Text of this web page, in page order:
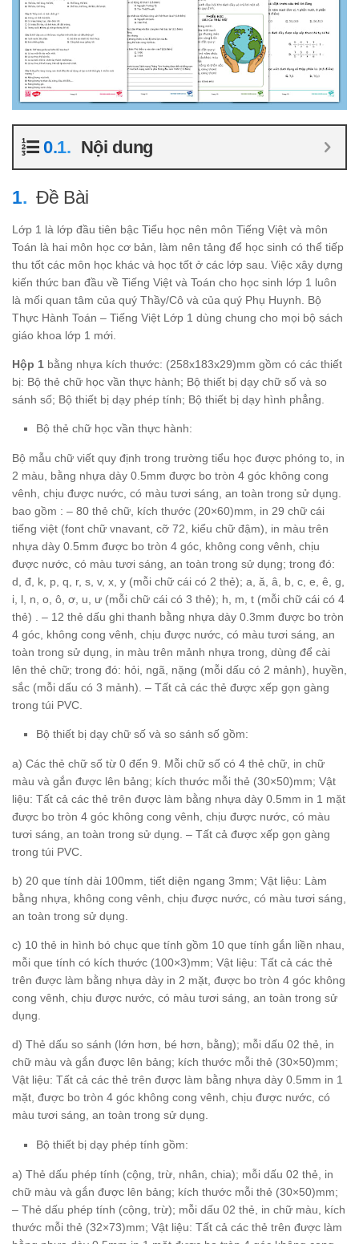
Nội dung
Đề Bài
Lớp 1 là lớp đầu tiên bậc Tiểu học nên môn Tiếng Việt và môn
Toán là hai môn học cơ bản, làm nên tảng để học sinh có thể tiếp
thu tốt các môn học khác và học tốt ở các lớp sau. Việc xây dựng
kiến thức ban đầu về Tiếng Việt và Toán cho học sinh lớp 1 luôn
là mối quan tâm của quý Thầy/Cô và của quý Phụ Huynh. Bộ
Thực Hành Toán – Tiếng Việt Lớp 1 dùng chung cho mọi bộ sách
giáo khoa lớp 1 mới.
Hộp 1 bằng nhựa kích thước: (258x183x29)mm gồm có các thiết
bị: Bộ thẻ chữ học vần thực hành; Bộ thiết bị dạy chữ số và so
sánh số; Bộ thiết bị dạy phép tính; Bộ thiết bị dạy hình phẳng.
Bộ thẻ chữ học vần thực hành:
Bộ mẫu chữ viết quy định trong trường tiểu học được phóng to, in
2 màu, bằng nhựa dày 0.5mm được bo tròn 4 góc không cong
vênh, chịu được nước, có màu tươi sáng, an toàn trong sử dụng.
bao gồm : – 80 thẻ chữ, kích thước (20×60)mm, in 29 chữ cái
tiếng việt (font chữ vnavant, cỡ 72, kiểu chữ đậm), in màu trên
nhựa dày 0.5mm được bo tròn 4 góc, không cong vênh, chịu
được nước, có màu tươi sáng, an toàn trong sử dụng; trong đó:
d, đ, k, p, q, r, s, v, x, y (mỗi chữ cái có 2 thẻ); a, ă, â, b, c, e, ê, g,
i, l, n, o, ô, ơ, u, ư (mỗi chữ cái có 3 thẻ); h, m, t (mỗi chữ cái có 4
thẻ) . – 12 thẻ dấu ghi thanh bằng nhựa dày 0.3mm được bo tròn
4 góc, không cong vênh, chịu được nước, có màu tươi sáng, an
toàn trong sử dụng, in màu trên mảnh nhựa trong, dùng để cài
lên thẻ chữ; trong đó: hỏi, ngã, nặng (mỗi dấu có 2 mảnh), huyền,
sắc (mỗi dấu có 3 mảnh). – Tất cả các thẻ được xếp gọn gàng
trong túi PVC.
Bộ thiết bị dạy chữ số và so sánh số gồm:
a) Các thẻ chữ số từ 0 đến 9. Mỗi chữ số có 4 thẻ chữ, in chữ
màu và gắn được lên bảng; kích thước mỗi thẻ (30×50)mm; Vật
liệu: Tất cả các thẻ trên được làm bằng nhựa dày 0.5mm in 1 mặt
được bo tròn 4 góc không cong vênh, chịu được nước, có màu
tươi sáng, an toàn trong sử dụng. – Tất cả được xếp gọn gàng
trong túi PVC.
b) 20 que tính dài 100mm, tiết diện ngang 3mm; Vật liệu: Làm
bằng nhựa, không cong vênh, chịu được nước, có màu tươi sáng,
an toàn trong sử dụng.
c) 10 thẻ in hình bó chục que tính gồm 10 que tính gắn liền nhau,
mỗi que tính có kích thước (100×3)mm; Vật liệu: Tất cả các thẻ
trên được làm bằng nhựa dày in 2 mặt, được bo tròn 4 góc không
cong vênh, chịu được nước, có màu tươi sáng, an toàn trong sử
dụng.
d) Thẻ dấu so sánh (lớn hơn, bé hơn, bằng); mỗi dấu 02 thẻ, in
chữ màu và gắn được lên bảng; kích thước mỗi thẻ (30×50)mm;
Vật liệu: Tất cả các thẻ trên được làm bằng nhựa dày 0.5mm in 1
mặt, được bo tròn 4 góc không cong vênh, chịu được nước, có
màu tươi sáng, an toàn trong sử dụng.
Bộ thiết bị dạy phép tính gồm:
a) Thẻ dấu phép tính (cộng, trừ, nhân, chia); mỗi dấu 02 thẻ, in
chữ màu và gắn được lên bảng; kích thước mỗi thẻ (30×50)mm;
– Thẻ dấu phép tính (cộng, trừ); mỗi dấu 02 thẻ, in chữ màu, kích
thước mỗi thẻ (32×73)mm; Vật liệu: Tất cả các thẻ trên được làm